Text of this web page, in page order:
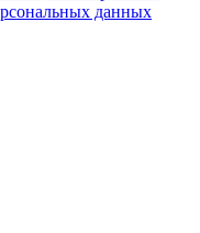
данных